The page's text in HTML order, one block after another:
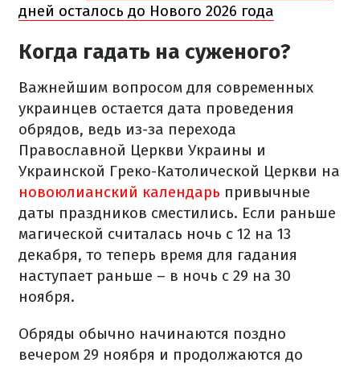
дней осталось до Нового 2026 года
Когда гадать на суженого?
Важнейшим вопросом для современных
украинцев остается дата проведения
обрядов, ведь из-за перехода
Православной Церкви Украины и
Украинской Греко-Католической Церкви на
новоюлианский календарь привычные
даты праздников сместились. Если раньше
магической считалась ночь с 12 на 13
декабря, то теперь время для гадания
наступает раньше – в ночь с 29 на 30
ноября.
Обряды обычно начинаются поздно
вечером 29 ноября и продолжаются до